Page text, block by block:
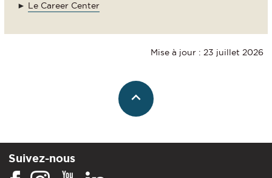
► Le Career Center
Mise à jour : 23 juillet 2026
Suivez-nous